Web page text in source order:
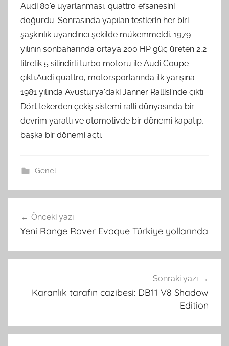
Audi 80'e uyarlanması, quattro efsanesini
doğurdu. Sonrasında yapılan testlerin her biri
şaşkınlık uyandırıcı şekilde mükemmeldi. 1979
yılının sonbaharında ortaya 200 HP güç üreten 2,2
litrelik 5 silindirli turbo motoru ile Audi Coupe
çıktı.Audi quattro, motorsporlarında ilk yarışına
1981 yılında Avusturya'daki Janner Rallisi'nde çıktı.
Dört tekerden çekiş sistemi ralli dünyasında bir
devrim yarattı ve otomotivde bir dönemi kapatıp,
başka bir dönemi açtı.
Genel
gezinmesi
Önceki yazı
Yeni Range Rover Evoque Türkiye yollarında
Sonraki yazı
Karanlık tarafın cazibesi: DB11 V8 Shadow
Edition